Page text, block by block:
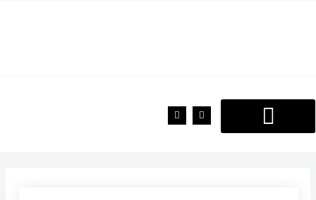
F
a
T
w